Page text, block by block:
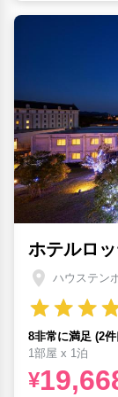
ホテルロ
ハウステン
8非常に満足 (2
1部屋 x 1泊
¥